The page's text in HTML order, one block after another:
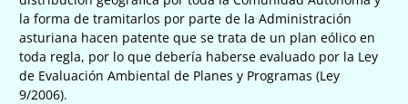
la forma de tramitarlos por parte de la Administración
asturiana hacen patente que se trata de un plan eólico en
toda regla, por lo que debería haberse evaluado por la Ley
de Evaluación Ambiental de Planes y Programas (Ley
9/2006).